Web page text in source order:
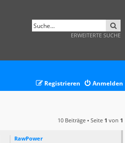
ERWEITERTE SUCHE
Anmelden
Registrieren
10 Beiträge • Seite 1 von 1
RawPower